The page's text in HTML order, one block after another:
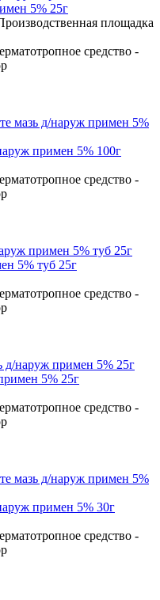
5% 25г
площадка
средство -
примен 5% 100г
средство -
5% туб 25г
средство -
5% 25г
средство -
примен 5% 30г
средство -